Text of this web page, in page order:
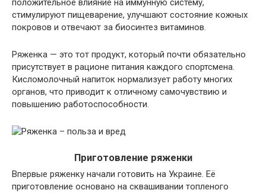
положительное влияние на иммунную систему,
стимулируют пищеварение, улучшают состояние кожных
покровов и отвечают за биосинтез витаминов.
Ряженка — это тот продукт, который почти обязательно
присутствует в рационе питания каждого спортсмена.
Кисломолочный напиток нормализует работу многих
органов, что приводит к отличному самочувствию и
повышению работоспособности.
Приготовление ряженки
Впервые ряженку начали готовить на Украине. Её
приготовление основано на сквашивании топленого